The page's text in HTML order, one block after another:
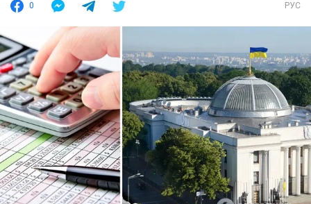
0 РУС